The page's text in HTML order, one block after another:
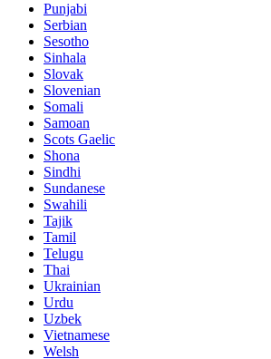
Punjabi
Serbian
Sesotho
Sinhala
Slovak
Slovenian
Somali
Samoan
Scots Gaelic
Shona
Sindhi
Sundanese
Swahili
Tajik
Tamil
Telugu
Thai
Ukrainian
Urdu
Uzbek
Vietnamese
Welsh